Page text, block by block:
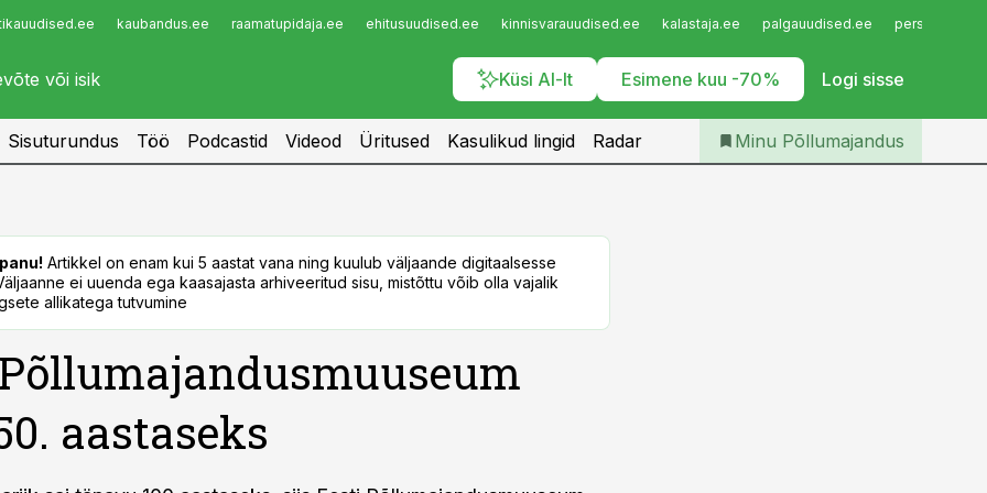
kaubandus.ee raamatupidaja.ee ehitusuudised.ee kinnisvarauudised.ee kalastaja.ee palgauudised.ee
Küsi AI-lt Esimene kuu -70% Logi sisse
Infopank
Iseteenindus
Telli Põllumajandus
Sisuturundus Töö Podcastid Videod Üritused Kasulikud lingid Radar Minu Põllumajandus
Artikkel on enam kui 5 aastat vana ning kuulub väljaande digitaalsesse
ei uuenda ega kaasajasta arhiveeritud sisu, mistõttu võib olla vajalik
allikatega tutvumine
aastaseks